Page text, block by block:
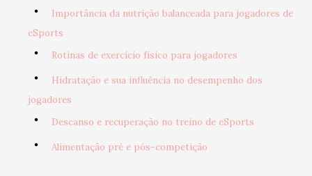
Importância da nutrição balanceada para jogadores de
eSports
Rotinas de exercício físico para jogadores
Hidratação e sua influência no desempenho dos
jogadores
Descanso e recuperação no treino de eSports
Alimentação pré e pós-competição